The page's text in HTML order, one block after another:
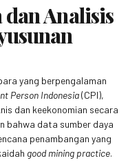
Analisis
yang berpengalaman
Person Indonesia(CPI),
dan keekonomian secara
bahwa data sumber daya
penambangan yang
good mining practice.